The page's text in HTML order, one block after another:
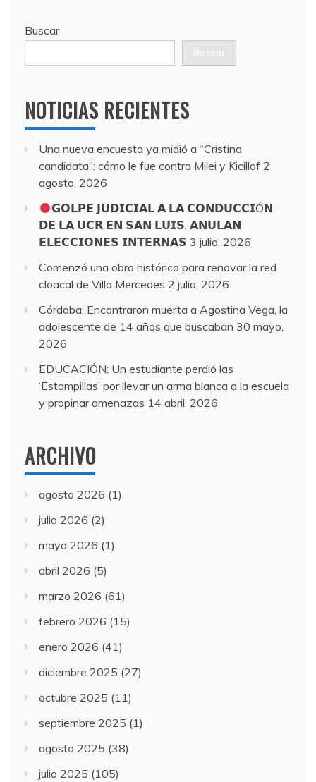
Buscar
Buscar
NOTICIAS RECIENTES
Una nueva encuesta ya midió a “Cristina
candidata”: cómo le fue contra Milei y Kicillof 2
agosto, 2026
𝗚𝗢𝗟𝗣𝗘 𝗝𝗨𝗗𝗜𝗖𝗜𝗔𝗟 𝗔 𝗟𝗔 𝗖𝗢𝗡𝗗𝗨𝗖𝗖𝗜Ó𝗡
𝗗𝗘 𝗟𝗔 𝗨𝗖𝗥 𝗘𝗡 𝗦𝗔𝗡 𝗟𝗨𝗜𝗦: 𝗔𝗡𝗨𝗟𝗔𝗡
𝗘𝗟𝗘𝗖𝗖𝗜𝗢𝗡𝗘𝗦 𝗜𝗡𝗧𝗘𝗥𝗡𝗔𝗦 3 julio, 2026
Comenzó una obra histórica para renovar la red
cloacal de Villa Mercedes 2 julio, 2026
Córdoba: Encontraron muerta a Agostina Vega, la
adolescente de 14 años que buscaban 30 mayo,
2026
EDUCACIÓN: Un estudiante perdió las
‘Estampillas’ por llevar un arma blanca a la escuela
y propinar amenazas 14 abril, 2026
ARCHIVO
agosto 2026 (1)
julio 2026 (2)
mayo 2026 (1)
abril 2026 (5)
marzo 2026 (61)
febrero 2026 (15)
enero 2026 (41)
diciembre 2025 (27)
octubre 2025 (11)
septiembre 2025 (1)
agosto 2025 (38)
julio 2025 (105)